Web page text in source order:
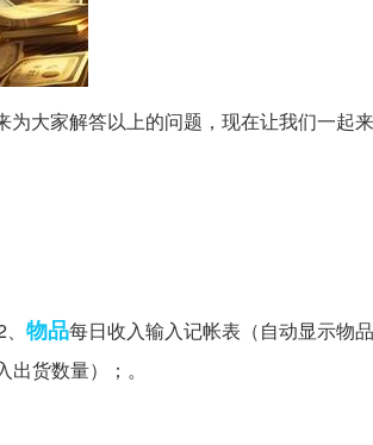
大家解答以上的问题，现在让我们一起来
物品每日收入输入记帐表（自动显示物
货数量）；。